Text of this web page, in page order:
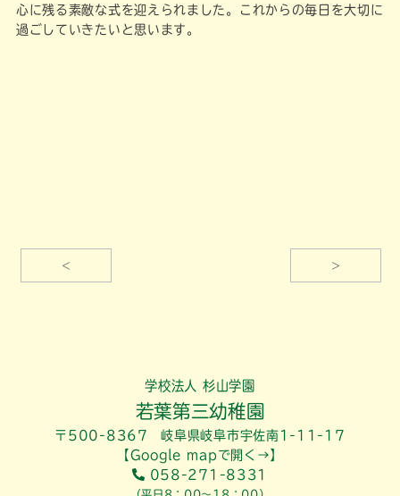
心に残る素敵な式を迎えられました。これからの毎日を大切に
過ごしていきたいと思います。
< >
学校法人 杉山学園
若葉第三幼稚園
〒500-8367 岐阜県岐阜市宇佐南1-11-17
【Google mapで開く→】
058-271-8331